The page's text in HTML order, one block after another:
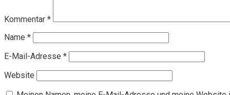
Kommentar *
Name *
E-Mail-Adresse *
Website